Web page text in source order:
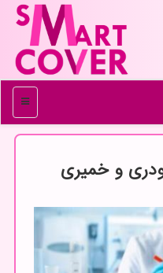
منو
و خمیری